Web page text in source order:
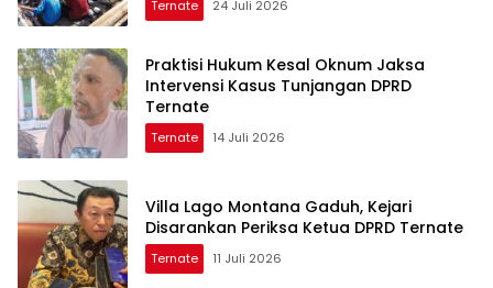
Ternate 24 Juli 2026
Praktisi Hukum Kesal Oknum Jaksa
Intervensi Kasus Tunjangan DPRD
Ternate
Ternate 14 Juli 2026
Villa Lago Montana Gaduh, Kejari
Disarankan Periksa Ketua DPRD Ternate
Ternate 11 Juli 2026